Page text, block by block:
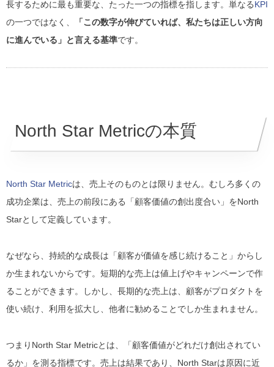
長するために最も重要な、たった一つの指標を指します。単なるKPI
の一つではなく、
「この数字が伸びていれば、私たちは正しい方向
に進んでいる」と言える基準です。
North Star Metricの本質
North Star Metricは、売上そのものとは限りません。むしろ多くの
成功企業は、売上の前段にある「顧客価値の創出度合い」をNorth
Starとして定義しています。
なぜなら、持続的な成長は「顧客が価値を感じ続けること」からし
か生まれないからです。短期的な売上は値上げやキャンペーンで作
ることができます。しかし、長期的な売上は、顧客がプロダクトを
使い続け、利用を拡大し、他者に勧めることでしか生まれません。
つまりNorth Star Metricとは、「顧客価値がどれだけ創出されてい
るか」を測る指標です。売上は結果であり、North Starは原因に近